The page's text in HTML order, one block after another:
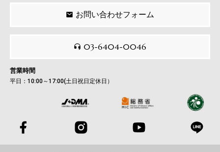
お問い合わせフォーム
03-6404-0046
営業時間
平日：10:00～17:00(土日祝日定休日）